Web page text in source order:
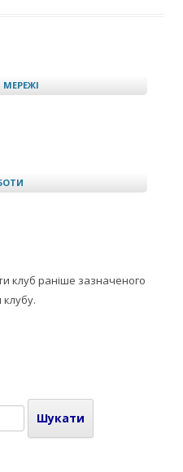
МЕРЕЖІ
клуб раніше зазначеного